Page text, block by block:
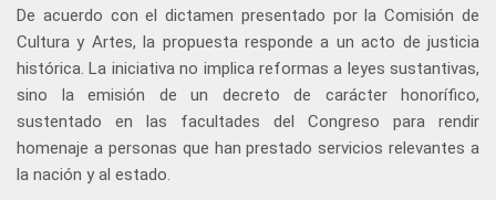
De acuerdo con el dictamen presentado por la Comisión de
Cultura y Artes, la propuesta responde a un acto de justicia
histórica. La iniciativa no implica reformas a leyes sustantivas,
sino la emisión de un decreto de carácter honorífico,
sustentado en las facultades del Congreso para rendir
homenaje a personas que han prestado servicios relevantes a
la nación y al estado.